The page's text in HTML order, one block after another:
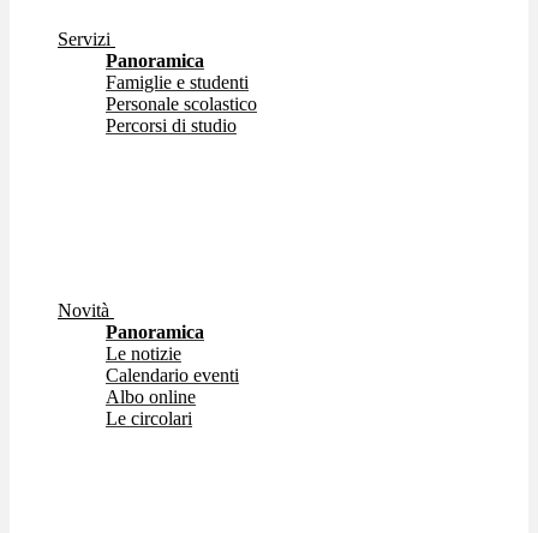
Servizi
Panoramica
Famiglie e studenti
Personale scolastico
Percorsi di studio
Novità
Panoramica
Le notizie
Calendario eventi
Albo online
Le circolari